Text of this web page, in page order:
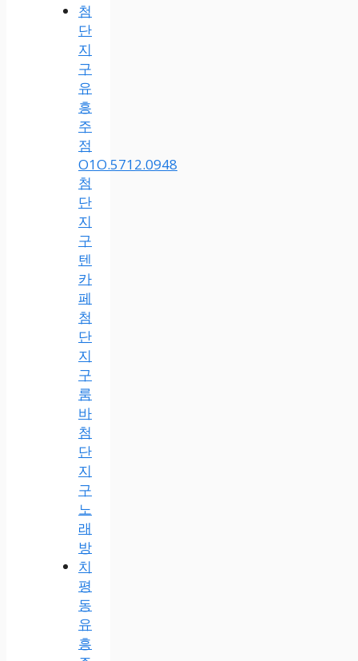
첨
단
지
구
유
흥
주
점
O1O.5712.0948
첨
단
지
구
텐
카
페
첨
단
지
구
룸
바
첨
단
지
구
노
래
방
치
평
동
유
흥